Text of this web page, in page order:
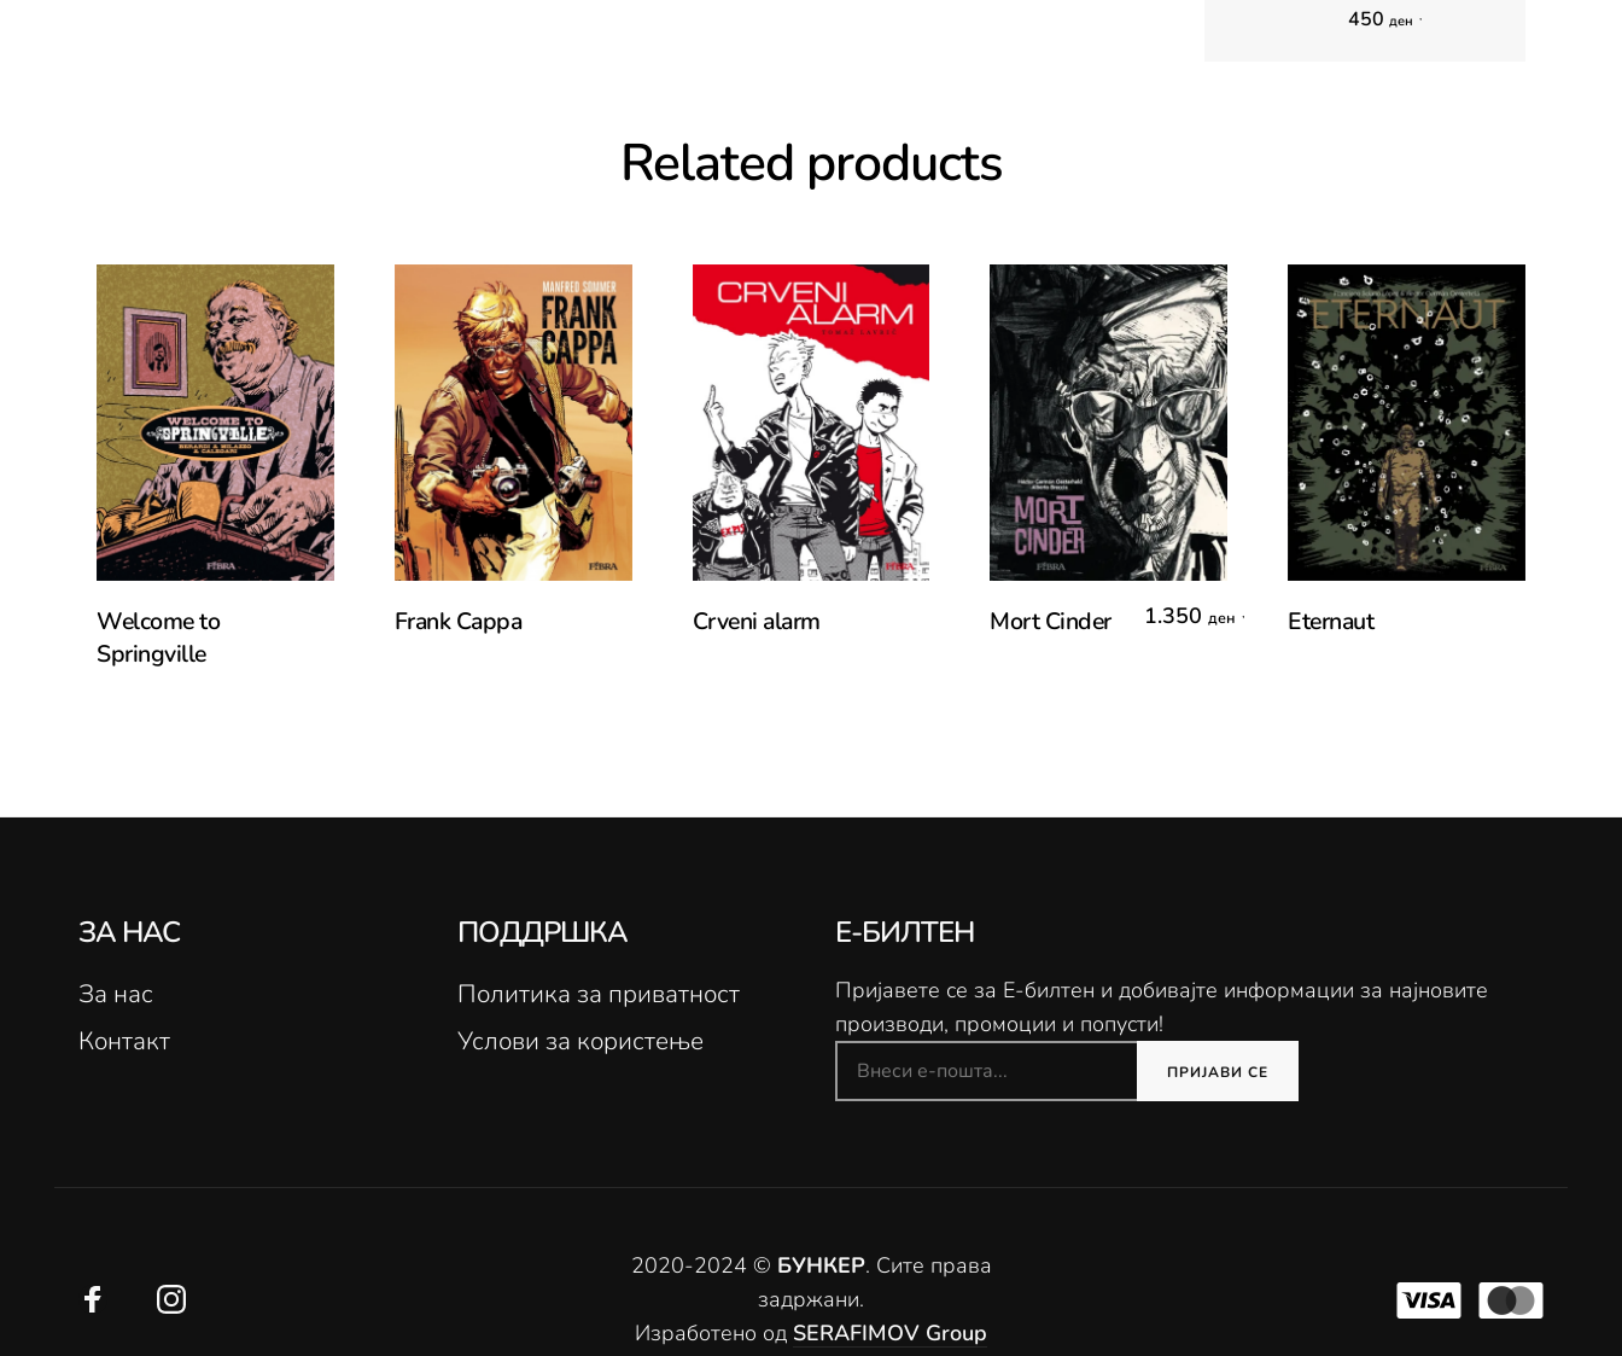
450 ден ,
Related products
Welcome to
Springville
Frank Cappa Crveni alarm Mort Cinder 1.350ден , Eternaut
ЗА НАС
За нас
Контакт
ПОДДРШКА
Политика за приватност
Услови за користење
Е-БИЛТЕН
Пријавете се за Е-билтен и добивајте информации за најновите
производи, промоции и попусти!
2020-2024 © БУНКЕР. Сите права
задржани.
Изработено од SERAFIMOV Group